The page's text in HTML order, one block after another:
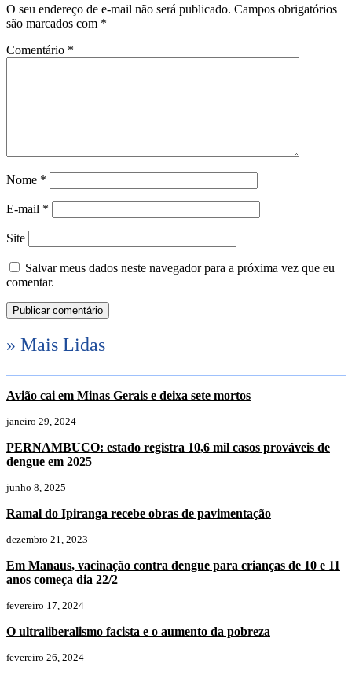
O seu endereço de e-mail não será publicado. Campos obrigatórios
são marcados com *
Comentário *
Nome *
E-mail *
Site
Salvar meus dados neste navegador para a próxima vez que eu
comentar.
» Mais Lidas
Avião cai em Minas Gerais e deixa sete mortos
janeiro 29, 2024
PERNAMBUCO: estado registra 10,6 mil casos prováveis de
dengue em 2025
junho 8, 2025
Ramal do Ipiranga recebe obras de pavimentação
dezembro 21, 2023
Em Manaus, vacinação contra dengue para crianças de 10 e 11
anos começa dia 22/2
fevereiro 17, 2024
O ultraliberalismo facista e o aumento da pobreza
fevereiro 26, 2024